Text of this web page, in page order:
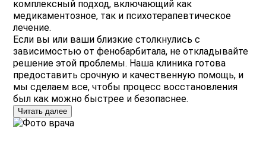
комплексный подход, включающий как
медикаментозное, так и психотерапевтическое
лечение.
Если вы или ваши близкие столкнулись с
зависимостью от фенобарбитала, не откладывайте
решение этой проблемы. Наша клиника готова
предоставить срочную и качественную помощь, и
мы сделаем все, чтобы процесс восстановления
был как можно быстрее и безопаснее.
Читать далее